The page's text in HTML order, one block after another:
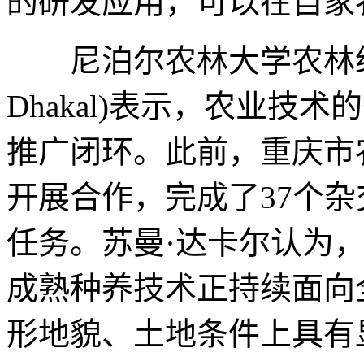
尼泊尔农林大学农林
Dhakal)表示，农业技术
推广闭环。此前，重庆
开展合作，完成了37个
任务。苏曼·达卡尔认为
成熟种养技术正持续面
形地貌、土地条件上具